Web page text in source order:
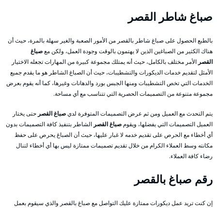
صباغ شاطر القصر
بالطبع الحصول على صباغ شاطر بالقصر من الأمور الصعبة والغير سهلة بالمرة، حيث أن
هناك الكثير من الصباغين الذين لا يهتمون بالوقت وجودة العمل، ولكن معصباغ
القصر الأمر مختلف بالكامل، حيث أنه يمتلك مجموعة كبيرة من المهارات تجعله الاختيار
الأمثل لتقديم خدمات الديكورات والتشطيبات، حيث أن الصباغ الشاطر هو ما يقدم جميع
الخدمات التي تخص التشطيبات ومنها الجبس بورد والدهانات وغيرها، كما أنه يقوم بعرض
مجموعة متنوعة من التصميمات الحصرية التي تتناسب مع أي مساحة.
يتم التحدث مع العميل ومن ثم عرض التصميمات المتوفرة لديصباغ القصر حتى يختار
العميل التصميمات التي يفضلها، ويقومصباغ القصر الشاطر بتنفيذ كافة التصميمات بدون
أي أخطاء مع الحرص على تقديم خدمه لا غبار عليها، حيث أن الصباغ يحرص على حفظ
مكانته وسط العملاء الكرام من خلال تقديم تصميمات ممتازة ليس بها أي أخطاء لتنال
رضاء كافة العملاء.
رقم صباغ بالقصر
إن كنت تريد عمل ديكورات ممتازة عليك التواصل مع صباغ بالقصر والذي سيقوم بعمل